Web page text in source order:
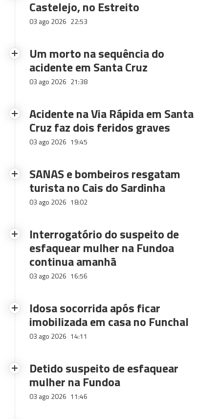
Castelejo, no Estreito
03 ago 2026 22:53
Um morto na sequência do
acidente em Santa Cruz
03 ago 2026 21:38
Acidente na Via Rápida em Santa
Cruz faz dois feridos graves
03 ago 2026 19:45
SANAS e bombeiros resgatam
turista no Cais do Sardinha
03 ago 2026 18:02
Interrogatório do suspeito de
esfaquear mulher na Fundoa
continua amanhã
03 ago 2026 16:56
Idosa socorrida após ficar
imobilizada em casa no Funchal
03 ago 2026 14:11
Detido suspeito de esfaquear
mulher na Fundoa
03 ago 2026 11:46